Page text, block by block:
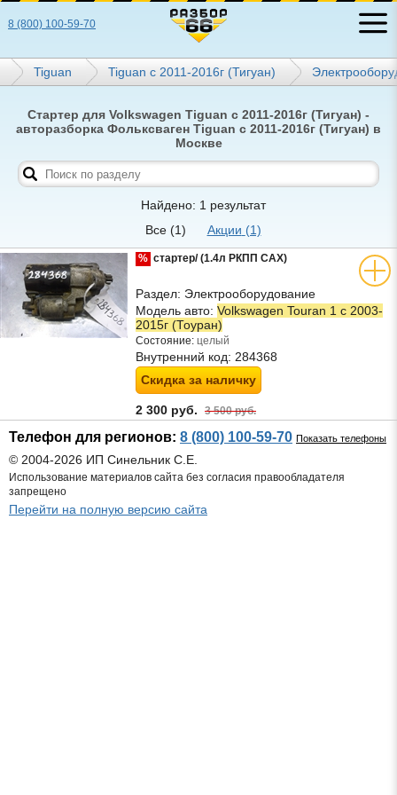
8 (800) 100-59-70
Tiguan Tiguan с 2011-2016г (Тигуан)
Стартер для Volkswagen Tiguan с 2011-2016г (Тигуан) -
авторазборка Фольксваген Tiguan с 2011-2016г (Тигуан) в
Москве
Найдено: 1 результат
Все (1) Акции (1)
% стартер/ (1.4л РКПП CAX)
Раздел: Электрооборудование
Модель авто: Volkswagen Touran 1 с 2003-
2015г (Тоуран)
Состояние: целый
Внутренний код: 284368
Скидка за наличку
2 300 руб. 3 500 руб.
Телефон для регионов: 8 (800) 100-59-70 Показать телефоны
© 2004-2026 ИП Синельник С.Е.
Использование материалов сайта без согласия правообладателя
запрещено
Перейти на полную версию сайта